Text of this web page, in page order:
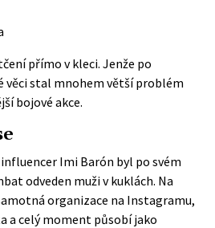
přímo v kleci. Jenže po
věci stal mnohem větší problém
bojové akce.
Imi Barón byl po svém
odveden muži v kuklách. Na
organizace na Instagramu,
a celý moment působí jako